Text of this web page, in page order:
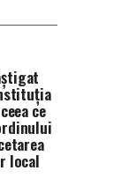
ce
local